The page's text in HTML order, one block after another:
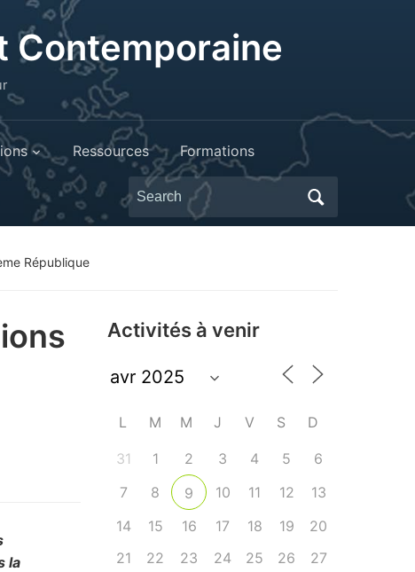
Contemporaine
Ressources Formations
Search
for:
République
la
Activités à venir
L M M J V S D
31 1 2 3 4 5
6
7
8 9 10 11 12
13
14
15 16 17 18 19
20
21
22 23 24 25 26
27